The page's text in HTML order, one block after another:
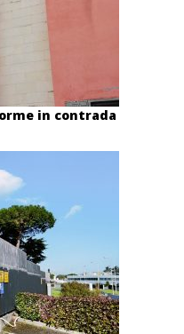
in contrada